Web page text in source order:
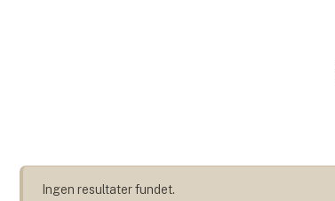
Ingen resultater fundet.